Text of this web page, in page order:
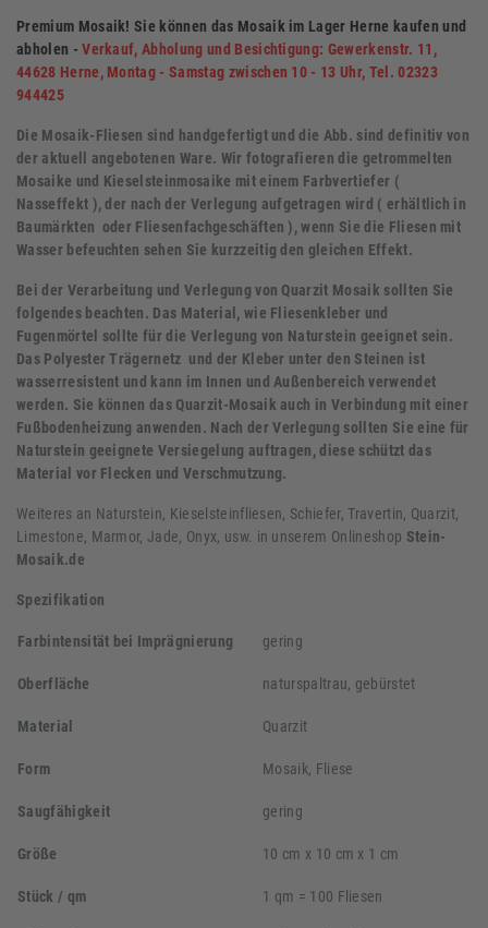
Premium Mosaik! Sie können das Mosaik im Lager Herne kaufen und
abholen - Verkauf, Abholung und Besichtigung: Gewerkenstr. 11,
44628 Herne, Montag - Samstag zwischen 10 - 13 Uhr, Tel. 02323
944425
Die Mosaik-Fliesen sind handgefertigt und die Abb. sind definitiv von
der aktuell angebotenen Ware. Wir fotografieren die getrommelten
Mosaike und Kieselsteinmosaike mit einem Farbvertiefer (
Nasseffekt ), der nach der Verlegung aufgetragen wird ( erhältlich in
Baumärkten oder Fliesenfachgeschäften ),wenn Sie die Fliesen mit
Wasser befeuchten sehen Sie kurzzeitig den gleichen Effekt.
Bei der Verarbeitung und Verlegung von Quarzit Mosaik sollten Sie
folgendes beachten. Das Material, wie Fliesenkleber und
Fugenmörtel sollte für die Verlegung von Naturstein geeignet sein.
Das Polyester Trägernetz und der Kleber unter den Steinen ist
wasserresistent und kann im Innen und Außenbereich verwendet
werden. Sie können das Quarzit-Mosaik auch in Verbindung mit einer
Fußbodenheizung anwenden. Nach der Verlegung sollten Sie eine für
Naturstein geeignete Versiegelung auftragen, diese schützt das
Material vor Flecken und Verschmutzung.
Weiteres an Naturstein, Kieselsteinfliesen, Schiefer, Travertin, Quarzit,
Limestone, Marmor, Jade, Onyx, usw. in unserem Onlineshop Stein-
Mosaik.de
Spezifikation
Farbintensität bei Imprägnierung gering
Oberfläche naturspaltrau, gebürstet
Material Quarzit
Form Mosaik, Fliese
Saugfähigkeit gering
Größe 10 cm x 10 cm x 1 cm
Stück / qm 1 qm = 100 Fliesen